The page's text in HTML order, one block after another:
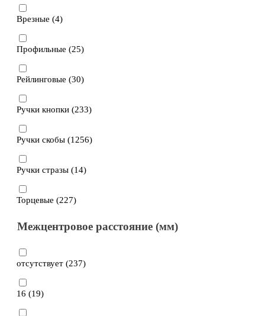
Врезные (4)
Профильные (25)
Рейлинговые (30)
Ручки кнопки (233)
Ручки скобы (1256)
Ручки стразы (14)
Торцевые (227)
Межцентровое расстояние (мм)
отсутствует (237)
16 (19)